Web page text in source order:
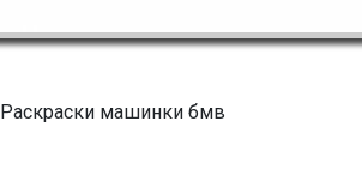
Раскраски машинки бмв